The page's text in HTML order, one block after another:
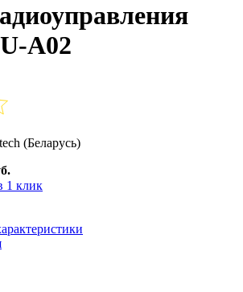
A02
(Беларусь)
1 клик